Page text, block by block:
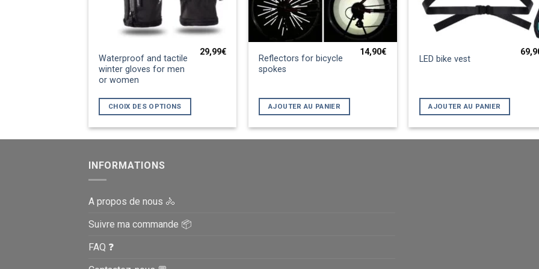
Waterproof and tactile
winter gloves for men
or women
29,99€
CHOIX DES OPTIONS
Ce
produit
a
plusieurs
variations.
options
être
choisies
la
page
produit
Reflectors for bicycle
spokes
14,90€
AJOUTER AU PANIER
LED bike vest
AJOUTER AU PANIER
INFORMATIONS
A propos de nous 🚴
Suivre ma commande 📦
FAQ ❓